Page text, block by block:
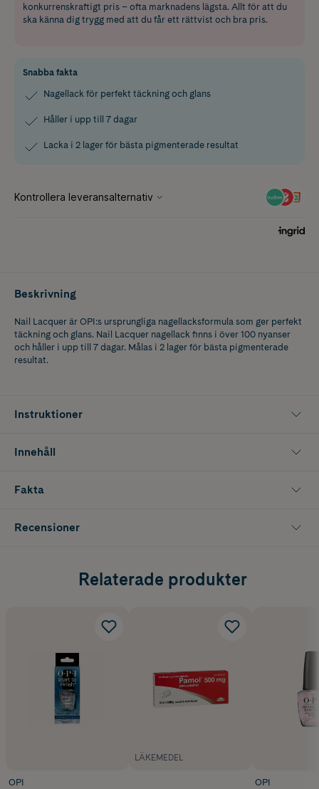
konkurrenskraftigt pris – ofta marknadens lägsta. Allt för att du
ska känna dig trygg med att du får ett rättvist och bra pris.
Snabba fakta
Nagellack för perfekt täckning och glans
Håller i upp till 7 dagar
Lacka i 2 lager för bästa pigmenterade resultat
Beskrivning
Nail Lacquer är OPI:s ursprungliga nagellacksformula som ger perfekt
täckning och glans. Nail Lacquer nagellack finns i över 100 nyanser
och håller i upp till 7 dagar. Målas i 2 lager för bästa pigmenterade
resultat.
Instruktioner
Innehåll
Fakta
Recensioner
Relaterade produkter
OPI
LÄKEMEDEL
OPI